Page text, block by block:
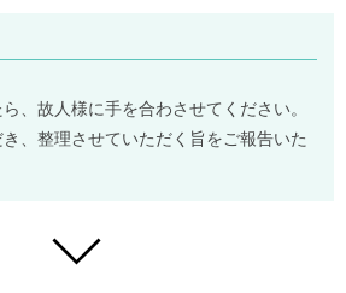
、故人様に手を合わさせてください。
、整理させていただく旨をご報告いた